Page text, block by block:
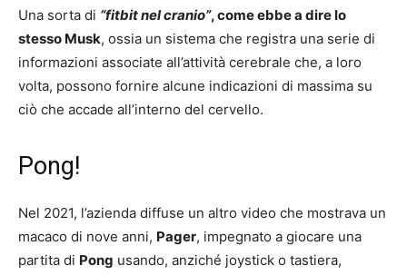
Una sorta di “fitbit nel cranio”, come ebbe a dire lo
stesso Musk, ossia un sistema che registra una serie di
informazioni associate all’attività cerebrale che, a loro
volta, possono fornire alcune indicazioni di massima su
ciò che accade all’interno del cervello.
Pong!
Nel 2021, l’azienda diffuse un altro video che mostrava un
macaco di nove anni, Pager, impegnato a giocare una
partita di Pong usando, anziché joystick o tastiera,